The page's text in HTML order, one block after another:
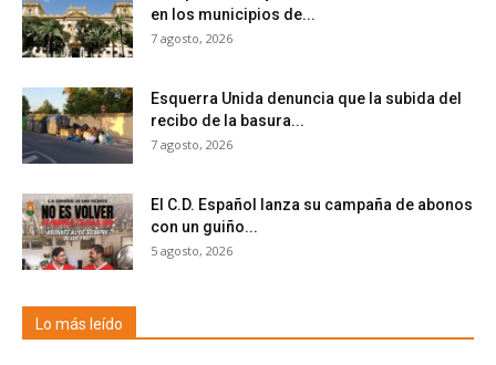
en los municipios de...
7 agosto, 2026
Esquerra Unida denuncia que la subida del
recibo de la basura...
7 agosto, 2026
El C.D. Español lanza su campaña de abonos
con un guiño...
5 agosto, 2026
Lo más leído